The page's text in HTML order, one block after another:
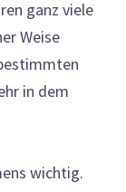
ganz viele
Weise
in dem
wichtig.